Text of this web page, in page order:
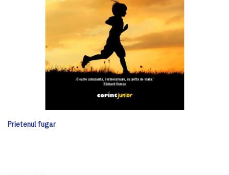
Prietenul fugar